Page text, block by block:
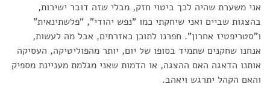
אני משערת שהיה לכך ביטוי חזק, מבלי שזה דובר ישירות,
בהצגות שביים ואני שיחקתי כמו "נפש יהודי", "פלשתינאית"
ו"סטריפטיז אחרון". חפרנו לתוכן כאזרחים, אבל מה לעשות,
אנחנו שחקנים שתמיד בסופו של יום, יותר מהפוליטיקה, העסיקה
אותנו הדאגה האם ההצגה, או הדמות שאני מגלמת מעניינת מספיק
והאם הקהל יתרגש ויאהב.